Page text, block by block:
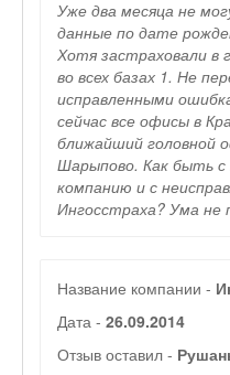
Уже два месяца не
данные по дате
Хотя застраховали в
во всех базах 1. Не
исправленными
сейчас все офисы в
ближайший головной
Шарыпово. Как быть с
компанию и с
Ингосстраха? Ума не
Название компании -
Дата - 26.09.2014
Отзыв оставил -